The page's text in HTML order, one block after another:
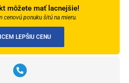
môžete mať lacnejšie!
cenovú ponuku šitú na mieru.
LEPŠIU CENU